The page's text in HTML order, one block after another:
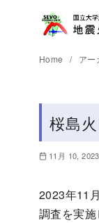
Home アー
桜島
11月 10, 2023
2023年11
調査を実